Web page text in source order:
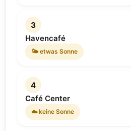
3
Havencafé
🌤 etwas Sonne
4
Café Center
☁️ keine Sonne